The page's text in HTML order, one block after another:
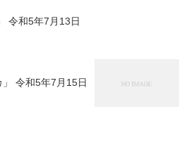
令和5年7月13日
令和5年7月15日